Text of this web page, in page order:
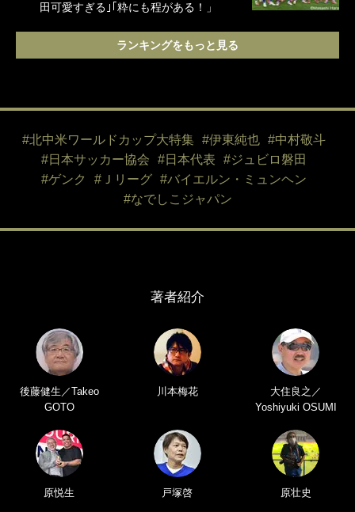
田可愛すぎる｣｢粋にも程がある！」
ランキングをもっと見る
#北中米ワールドカップ大特集 #伊東純也
#中村敬斗
#日本サッカー協会
#日本代表
#ジュビロ磐田
#ゲンク
#Ｊリーグ
#バイエルン・ミュンヘン
#なでしこジャパン
著者紹介
後藤健生／Takeo
GOTO
川本梅花
大住良之／
Yoshiyuki OSUMI
原悦生 戸塚啓 原壮史